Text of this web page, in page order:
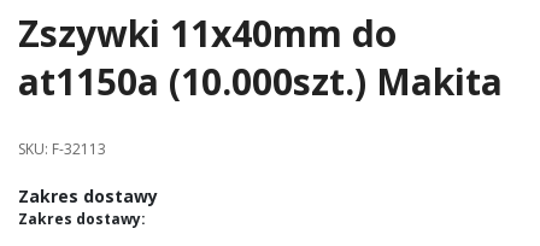
Skip
the
of
images
gallery
Zszywki 11x40mm do
at1150a (10.000szt.) Makita
SKU: F-32113
Zakres dostawy
Zakres dostawy: